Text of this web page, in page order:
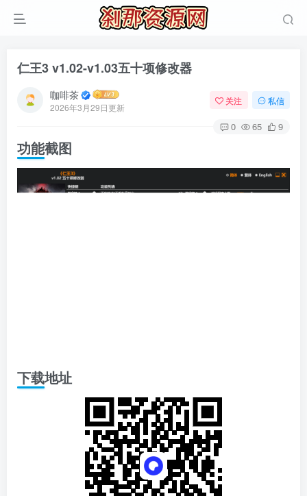
仁王3 v1.02-v1.03五十项修改器
咖啡茶
2026年3月29日更新
关注 私信
0 65 9
功能截图
下载地址